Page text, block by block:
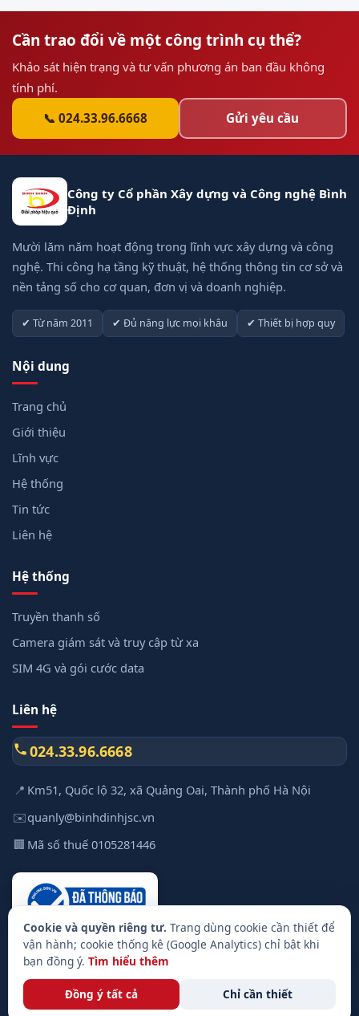
Cần trao đổi về một công trình cụ thể?
Khảo sát hiện trạng và tư vấn phương án ban đầu không
tính phí.
📞 024.33.96.6668
Gửi yêu cầu
Công ty Cổ phần Xây dựng và Công nghệ Bình
Định
Mười lăm năm hoạt động trong lĩnh vực xây dựng và công
nghệ. Thi công hạ tầng kỹ thuật, hệ thống thông tin cơ sở và
nền tảng số cho cơ quan, đơn vị và doanh nghiệp.
✔ Từ năm 2011 ✔ Đủ năng lực mọi khâu ✔ Thiết bị hợp quy
Nội dung
Trang chủ
Giới thiệu
Lĩnh vực
Hệ thống
Tin tức
Liên hệ
Hệ thống
Truyền thanh số
Camera giám sát và truy cập từ xa
SIM 4G và gói cước data
Liên hệ
024.33.96.6668
📍 Km51, Quốc lộ 32, xã Quảng Oai, Thành phố Hà Nội
✉️quanly@binhdinhjsc.vn
🏢 Mã số thuế 0105281446
© Công ty Cổ phần Xây dựng và Công nghệ Bình Định
Chính sách bảo mậtĐiều khoản Miễn trừ trách nhiệmRSSSitemap
Truyền thanh số
Cookie và quyền riêng tư. Trang dùng cookie cần thiết để
vận hành; cookie thống kê (Google Analytics) chỉ bật khi
bạn đồng ý. Tìm hiểu thêm
Đồng ý tất cả Chỉ cần thiết
🎧Chat nhân viên